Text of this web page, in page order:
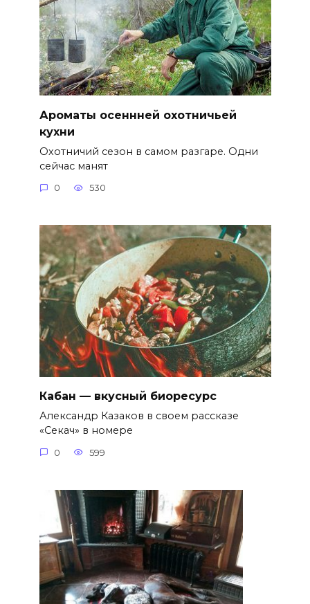
Ароматы осеннней охотничьей
кухни
Охотничий сезон в самом разгаре. Одни
сейчас манят
0 530
Кабан — вкусный биоресурс
Александр Казаков в своем рассказе
«Секач» в номере
0 599